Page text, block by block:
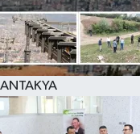
ANTAKYA